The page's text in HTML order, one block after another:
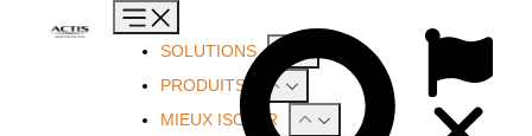
SOLUTIONS
PRODUITS
MIEUX ISOLER